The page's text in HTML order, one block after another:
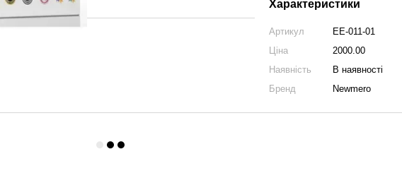
Характеристики
Артикул
EE-011-01
Ціна
2000.00
Наявність
В наявності
Бренд
Newmero